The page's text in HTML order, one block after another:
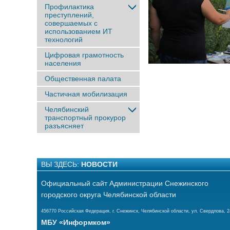
Профилактика
преступлений,
совершаемых с
использованием ИТ
технологий
Цифровая грамотность
населения
Общественная палата
Частичная мобилизация
Челябинский
транспортный прокурор
разъясняет
ВЫ ЗДЕСЬ: НОВОСТИ
Официальный сайт Администрации Снежинского
городского округа Челябинской области
456770 Российская Федерация, г. Снежинск, Челябинской области, ул. Свердлова,
МБУ «Информком»